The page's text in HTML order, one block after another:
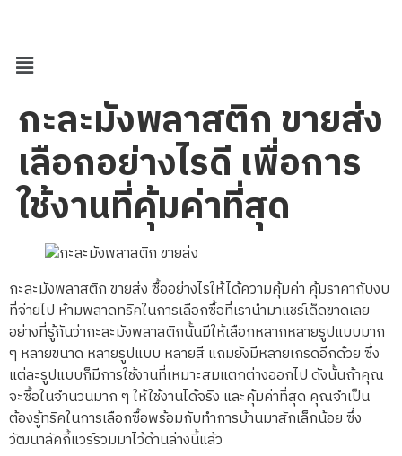
กะละมังพลาสติก ขายส่ง
เลือกอย่างไรดี เพื่อการ
ใช้งานที่คุ้มค่าที่สุด
กะละมังพลาสติก ขายส่ง ซื้ออย่างไรให้ได้ความคุ้มค่า คุ้มราคากับงบ
ที่จ่ายไป ห้ามพลาดทริคในการเลือกซื้อที่เรานำมาแชร์เด็ดขาดเลย
อย่างที่รู้กันว่ากะละมังพลาสติกนั้นมีให้เลือกหลากหลายรูปแบบมาก
ๆ หลายขนาด หลายรูปแบบ หลายสี แถมยังมีหลายเกรดอีกด้วย ซึ่ง
แต่ละรูปแบบก็มีการใช้งานที่เหมาะสมแตกต่างออกไป ดังนั้นถ้าคุณ
จะซื้อในจำนวนมาก ๆ ให้ใช้งานได้จริง และคุ้มค่าที่สุด คุณจำเป็น
ต้องรู้ทริคในการเลือกซื้อพร้อมกับทำการบ้านมาสักเล็กน้อย ซึ่ง
วัฒนาลัคกี้แวร์รวมมาไว้ด้านล่างนี้แล้ว